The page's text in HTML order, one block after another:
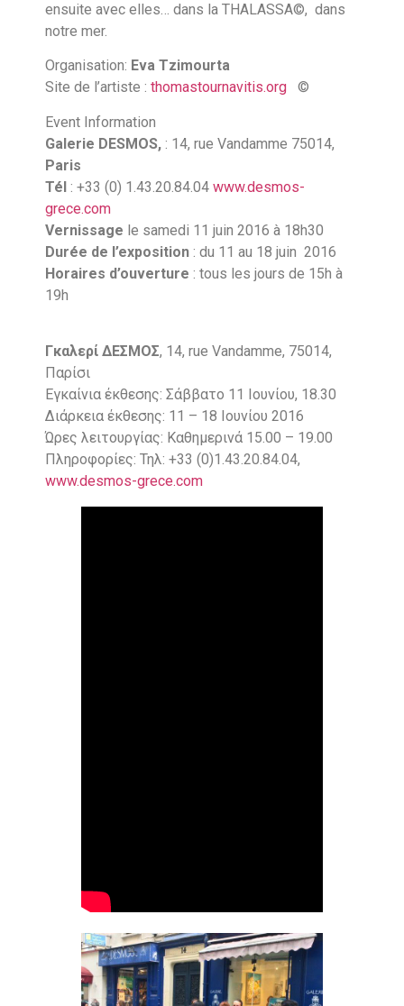
ensuite avec elles… dans la THALASSA©, dans
notre mer.
Organisation: Eva Tzimourta
Site de l’artiste : thomastournavitis.org ©
Event Information
Galerie DESMOS, : 14, rue Vandamme 75014,
Paris
Tél : +33 (0) 1.43.20.84.04 www.desmos-
grece.com
Vernissage le samedi 11 juin 2016 à 18h30
Durée de l’exposition : du 11 au 18 juin 2016
Horaires d’ouverture : tous les jours de 15h à
19h
Γκαλερί ΔΕΣΜΟΣ, 14, rue Vandamme, 75014,
Παρίσι
Εγκαίνια έκθεσης: Σάββατο 11 Ιουνίου, 18.30
Διάρκεια έκθεσης: 11 – 18 Ιουνίου 2016
Ώρες λειτουργίας: Καθημερινά 15.00 – 19.00
Πληροφορίες: Τηλ: +33 (0)1.43.20.84.04,
www.desmos-grece.com